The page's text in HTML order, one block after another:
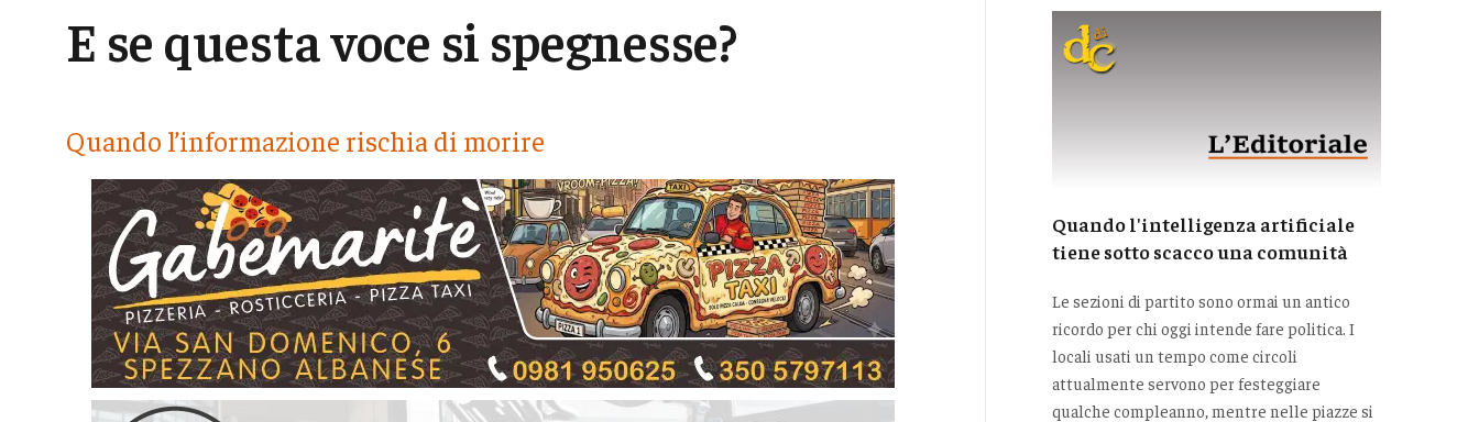
E se questa voce si spegnesse?
Quando l’informazione rischia di morire
Quando l'intelligenza artificiale
tiene sotto scacco una comunità
Le sezioni di partito sono ormai un antico
ricordo per chi oggi intende fare politica. I
locali usati un tempo come circoli
attualmente servono per festeggiare
qualche compleanno, mentre nelle piazze si